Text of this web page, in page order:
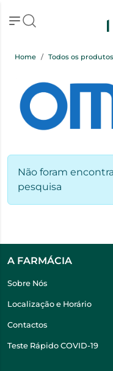
Home Todos os produtos
Não foram
pesquisa
A FARMÁCIA
Sobre Nós
Localização e Horário
Contactos
Teste Rápido COVID-19